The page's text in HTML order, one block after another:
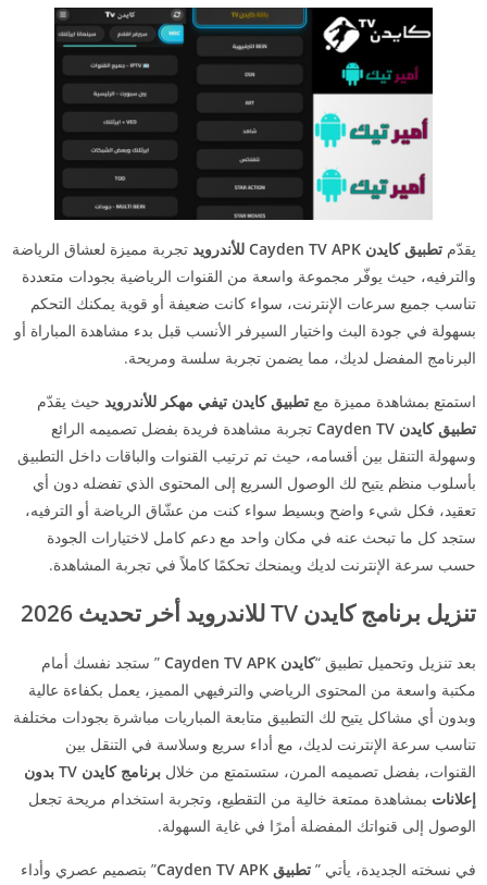
يقدّم تطبيق كايدن Cayden TV APK للأندرويد
تجربة مميزة لعشاق الرياضة
والترفيه، حيث يوفّر مجموعة واسعة من القنوات الرياضية بجودات متعددة
تناسب جميع سرعات الإنترنت، سواء كانت ضعيفة أو قوية يمكنك التحكم
بسهولة في جودة البث واختيار السيرفر الأنسب قبل بدء مشاهدة المباراة أو
البرنامج المفضل لديك، مما يضمن تجربة سلسة ومريحة.
استمتع بمشاهدة مميزة مع تطبيق كايدن تيفي مهكر للأندرويد حيث يقدّم
تطبيق كايدن Cayden TV
تجربة مشاهدة فريدة بفضل تصميمه الرائع
وسهولة التنقل بين أقسامه، حيث تم ترتيب القنوات والباقات داخل التطبيق
بأسلوب منظم يتيح لك الوصول السريع إلى المحتوى الذي تفضله دون أي
تعقيد، فكل شيء واضح وبسيط سواء كنت من عشّاق الرياضة أو الترفيه،
ستجد كل ما تبحث عنه في مكان واحد مع دعم كامل لاختيارات الجودة
حسب سرعة الإنترنت لديك ويمنحك تحكمًا كاملاً في تجربة المشاهدة.
تنزيل برنامج كايدن TV للاندرويد أخر تحديث 2026
بعد تنزيل وتحميل تطبيق “كايدن Cayden TV APK
” ستجد نفسك أمام
مكتبة واسعة من المحتوى الرياضي والترفيهي المميز، يعمل بكفاءة عالية
وبدون أي مشاكل يتيح لك التطبيق متابعة المباريات مباشرة بجودات مختلفة
تناسب سرعة الإنترنت لديك، مع أداء سريع وسلاسة في التنقل بين
القنوات، بفضل تصميمه المرن، ستستمتع من خلال
برنامج كايدن TV بدون
إعلانات بمشاهدة ممتعة خالية من التقطيع، وتجربة استخدام مريحة تجعل
الوصول إلى قنواتك المفضلة أمرًا في غاية السهولة.
في نسخته الجديدة، يأتي ” تطبيق Cayden TV APK
” بتصميم عصري وأداء